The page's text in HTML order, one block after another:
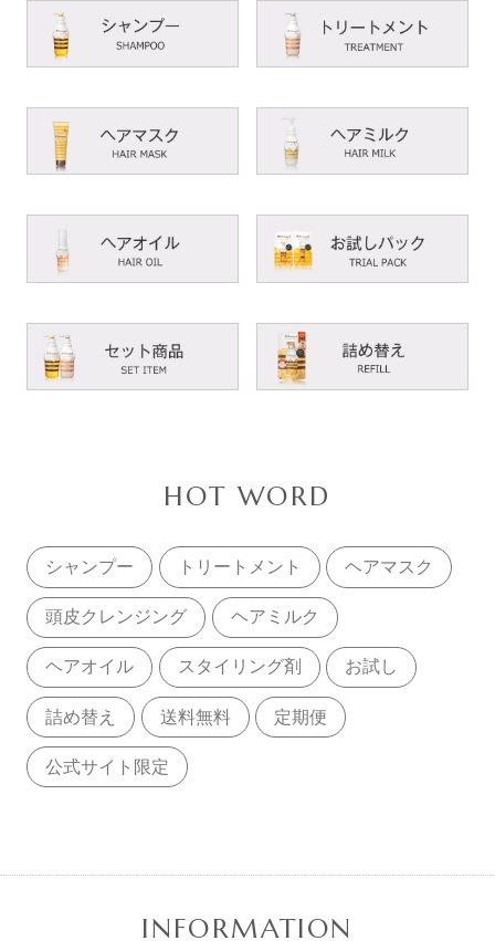
HOT WORD
シャンプー トリートメント ヘアマスク
頭皮クレンジング ヘアミルク
ヘアオイル スタイリング剤 お試し
詰め替え 送料無料 定期便
公式サイト限定
INFORMATION